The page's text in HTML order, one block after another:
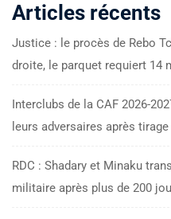
Articles récents
Justice : le procès de Rebo
droite, le parquet requiert 14
Interclubs de la CAF 2026-
leurs adversaires après
RDC : Shadary et Minaku
militaire après plus de 200